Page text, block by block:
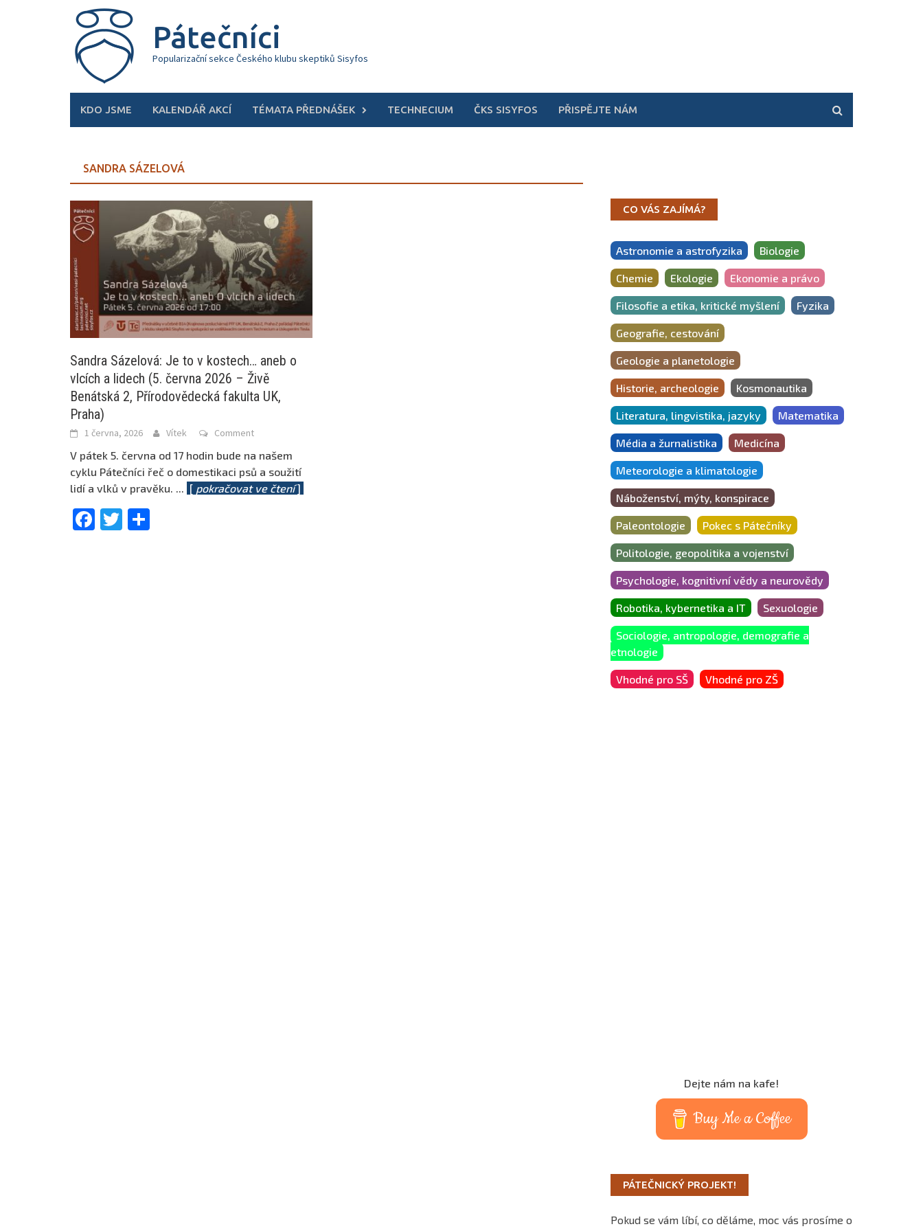
Pátečníci
Popularizační sekce Českého klubu skeptiků Sisyfos
KDO JSME KALENDÁŘ AKCÍ TÉMATA PŘEDNÁŠEK TECHNECIUM ČKS SISYFOS PŘISPĚJTE NÁM
SANDRA SÁZELOVÁ
Sandra Sázelová: Je to v kostech… aneb o
vlcích a lidech (5. června 2026 – Živě
Benátská 2, Přírodovědecká fakulta UK,
Praha)
1 června, 2026 Vítek Comment
V pátek 5. června od 17 hodin bude na našem
cyklu Pátečníci řeč o domestikaci psů a soužití
lidí a vlků v pravěku. ... [ pokračovat ve čtení]
Facebook
Twitter
CO VÁS ZAJÍMÁ?
Astronomie a astrofyzika Biologie
Chemie Ekologie Ekonomie a právo
Filosofie a etika, kritické myšlení Fyzika
Geografie, cestování
Geologie a planetologie
Historie, archeologie Kosmonautika
Literatura, lingvistika, jazyky Matematika
Média a žurnalistika Medicína
Meteorologie a klimatologie
Náboženství, mýty, konspirace
Paleontologie Pokec s Pátečníky
Politologie, geopolitika a vojenství
Psychologie, kognitivní vědy a neurovědy
Robotika, kybernetika a IT Sexuologie
Sociologie, antropologie, demografie a
etnologie
Vhodné pro SŠ Vhodné pro ZŠ
Dejte nám na kafe!
Buy Me a Coffee
PÁTEČNICKÝ PROJEKT!
Pokud se vám líbí, co děláme, moc vás prosíme o